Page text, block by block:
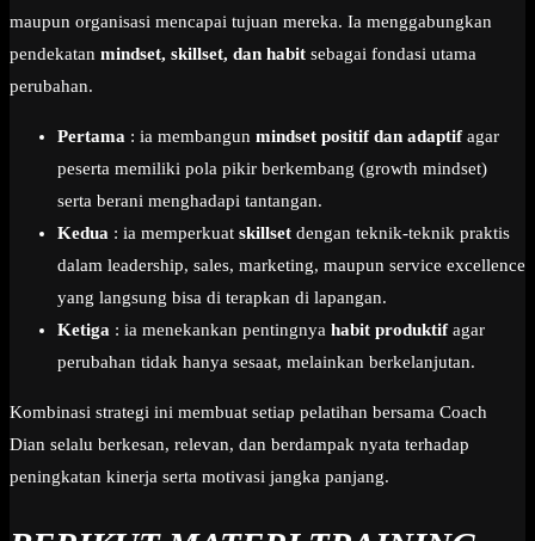
maupun organisasi mencapai tujuan mereka. Ia menggabungkan
pendekatan mindset, skillset, dan habit sebagai fondasi utama
perubahan.
Pertama : ia membangun mindset positif dan adaptifagar
peserta memiliki pola pikir berkembang (growth mindset)
serta berani menghadapi tantangan.
Kedua : ia memperkuat skillset dengan teknik-teknik praktis
dalam leadership, sales, marketing, maupun service excellence
yang langsung bisa di terapkan di lapangan.
Ketiga : ia menekankan pentingnya habit produktifagar
perubahan tidak hanya sesaat, melainkan berkelanjutan.
Kombinasi strategi ini membuat setiap pelatihan bersama Coach
Dian selalu berkesan, relevan, dan berdampak nyata terhadap
peningkatan kinerja serta motivasi jangka panjang.